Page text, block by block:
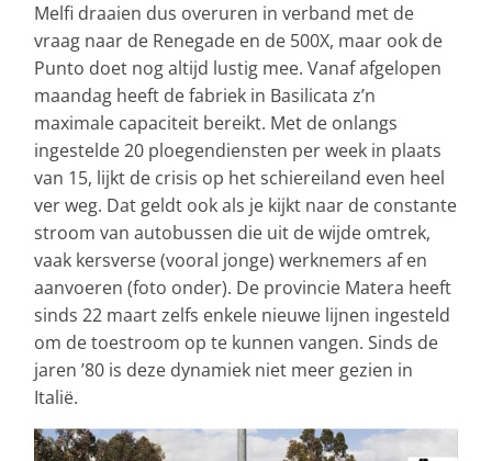
Melfi draaien dus overuren in verband met de
vraag naar de Renegade en de 500X, maar ook de
Punto doet nog altijd lustig mee. Vanaf afgelopen
maandag heeft de fabriek in Basilicata z’n
maximale capaciteit bereikt. Met de onlangs
ingestelde 20 ploegendiensten per week in plaats
van 15, lijkt de crisis op het schiereiland even heel
ver weg. Dat geldt ook als je kijkt naar de constante
stroom van autobussen die uit de wijde omtrek,
vaak kersverse (vooral jonge) werknemers af en
aanvoeren (foto onder). De provincie Matera heeft
sinds 22 maart zelfs enkele nieuwe lijnen ingesteld
om de toestroom op te kunnen vangen. Sinds de
jaren ’80 is deze dynamiek niet meer gezien in
Italië.